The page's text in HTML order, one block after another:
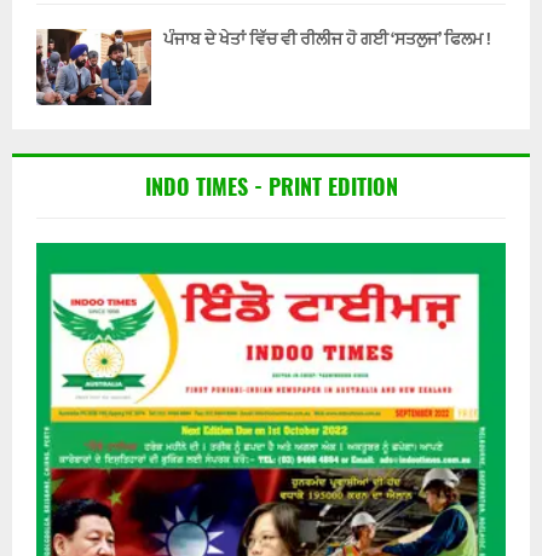
ਪੰਜਾਬ ਦੇ ਖੇਤਾਂ ਵਿੱਚ ਵੀ ਰੀਲੀਜ ਹੋ ਗਈ ‘ਸਤਲੁਜ’ ਫਿਲਮ !
INDO TIMES - PRINT EDITION